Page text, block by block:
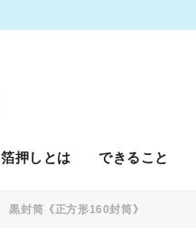
箔押しとは できること
黒封筒《正方形160封筒》